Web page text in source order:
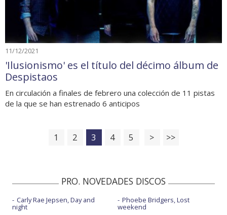
11/12/2021
'Ilusionismo' es el título del décimo álbum de
Despistaos
En circulación a finales de febrero una colección de 11 pistas
de la que se han estrenado 6 anticipos
1 2 3 4 5 > >>
PRO. NOVEDADES DISCOS
Carly Rae Jepsen, Day and
night
Phoebe Bridgers, Lost
weekend